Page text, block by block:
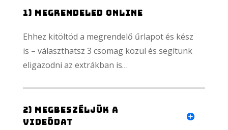
1) Megrendeled online
Ehhez kitöltöd a megrendelő űrlapot és kész
is – választhatsz 3 csomag közül és segítünk
eligazodni az extrákban is…
2) Megbeszéljük a
videódat